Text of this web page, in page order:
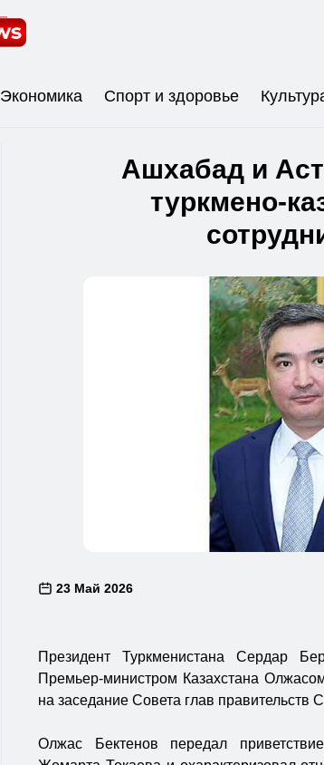
Экономика Спорт и здоровье
Ашхабад и
туркмено-
23 Май 2026
Президент Туркменистана Сердар
Премьер-министром Казахстана
на заседание Совета глав
Олжас Бектенов передал